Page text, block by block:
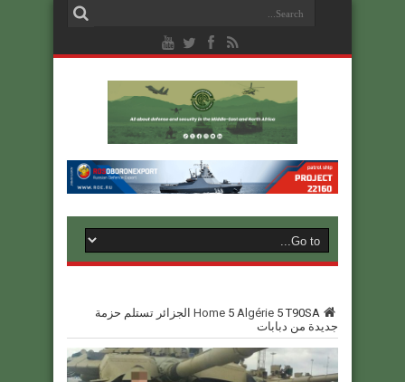
Home 5 Algérie 5
T90SA الجزائر تستلم حزمة
جديدة من دبابات